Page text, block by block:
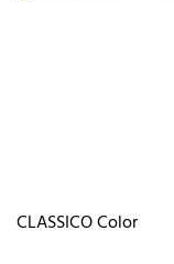
CLASSICO Color